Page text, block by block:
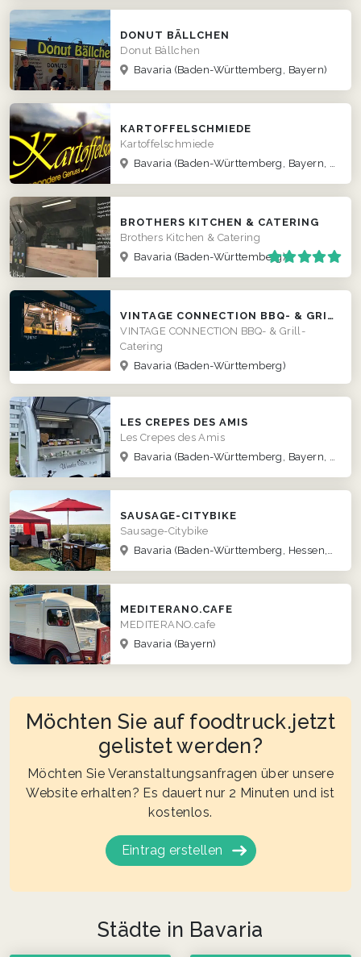
DONUT BÄLLCHEN
Donut Bällchen
Bavaria (Baden-Württemberg, Bayern)
KARTOFFELSCHMIEDE
Kartoffelschmiede
Bavaria (Baden-Württemberg, Bayern, Berlin, Brandenburg, Bremen, Hamburg, Hessen, Mecklenburg-Vorpommern, Niedersachsen, Nordrhein-Westfalen, Rheinland-Pfalz, Saarland, Sachsen, Sachsen-Anhalt, Schleswig-Holstein, Thüringen)
BROTHERS KITCHEN & CATERING
Brothers Kitchen & Catering
Bavaria (Baden-Württemberg)
VINTAGE CONNECTION BBQ- & GRILL-CATERING
VINTAGE CONNECTION BBQ- & Grill-
Catering
Bavaria (Baden-Württemberg)
LES CREPES DES AMIS
Les Crepes des Amis
Bavaria (Baden-Württemberg, Bayern, Hessen, Thüringen)
SAUSAGE-CITYBIKE
Sausage-Citybike
Bavaria (Baden-Württemberg, Hessen, Rheinland-Pfalz)
MEDITERANO.CAFE
MEDITERANO.cafe
Bavaria (Bayern)
Möchten Sie auf foodtruck.jetzt
gelistet werden?
Möchten Sie Veranstaltungsanfragen über unsere
Website erhalten? Es dauert nur 2 Minuten und ist
kostenlos.
Eintrag erstellen
Städte in Bavaria